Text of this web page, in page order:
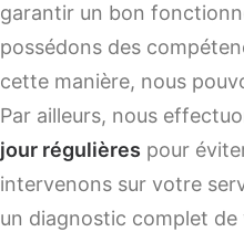
garantir un bon
possédons des
cette manière, nous
Par ailleurs, nous
jour régulières pour
intervenons sur votre
un diagnostic complet de